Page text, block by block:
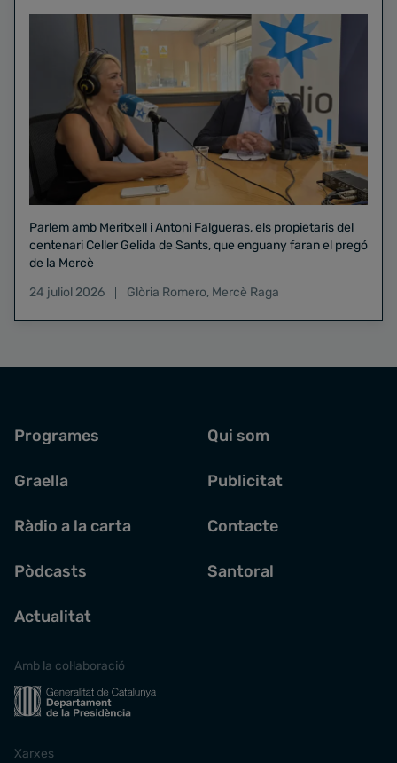
Parlem amb Meritxell i Antoni Falgueras, els propietaris del
centenari Celler Gelida de Sants, que enguany faran el pregó
de la Mercè
24 juliol 2026
Glòria Romero, Mercè Raga
Programes
Graella
Ràdio a la carta
Pòdcasts
Actualitat
Qui som
Publicitat
Contacte
Santoral
Amb la col·laboració
Xarxes